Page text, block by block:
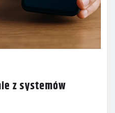
z systemów